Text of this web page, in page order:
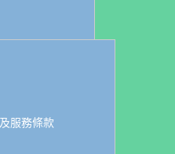
服務條款